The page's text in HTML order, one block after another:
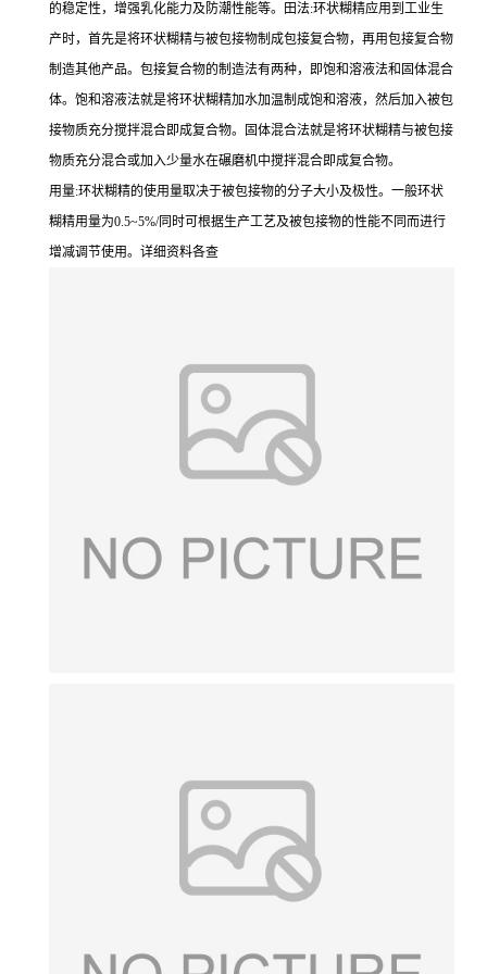
的稳定性，增强乳化能力及防潮性能等。田法:环状糊精应用到工业生
产时，首先是将环状糊精与被包接物制成包接复合物，再用包接复合物
制造其他产品。包接复合物的制造法有两种，即饱和溶液法和固体混合
体。饱和溶液法就是将环状糊精加水加温制成饱和溶液，然后加入被包
接物质充分搅拌混合即成复合物。固体混合法就是将环状糊精与被包接
物质充分混合或加入少量水在碾磨机中搅拌混合即成复合物。
用量:环状糊精的使用量取决于被包接物的分子大小及极性。一般环状
糊精用量为0.5~5%/同时可根据生产工艺及被包接物的性能不同而进行
增减调节使用。详细资料各查